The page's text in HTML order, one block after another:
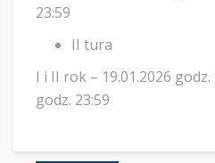
23:59
II tura
I i II rok – 19.01.2026 godz.
godz. 23:59